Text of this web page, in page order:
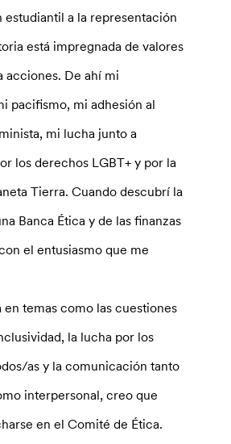
estudiantil a la representación
está impregnada de valores
acciones. De ahí mi
pacifismo, mi adhesión al
mi lucha junto a
los derechos LGBT+ y por la
Tierra. Cuando descubrí la
Banca Ética y de las finanzas
el entusiasmo que me
temas como las cuestiones
la lucha por los
as y la comunicación tanto
interpersonal, creo que
en el Comité de Ética.